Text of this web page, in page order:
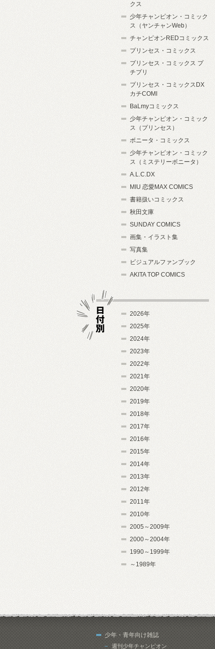
クス
少年チャンピオン・コミック
ス（ヤンチャンWeb）
チャンピオンREDコミックス
プリンセス・コミックス
プリンセス・コミックス プ
チプリ
プリンセス・コミックスDX
カチCOMI
BaLmyコミックス
少年チャンピオン・コミック
ス（プリンセス）
ボニータ・コミックス
少年チャンピオン・コミック
ス（ミステリーボニータ）
A.L.C.DX
MIU 恋愛MAX COMICS
書籍扱いコミックス
秋田文庫
SUNDAY COMICS
画集・イラスト集
写真集
ビジュアルファンブック
AKITA TOP COMICS
2026年
2025年
2024年
2023年
2022年
2021年
2020年
2019年
2018年
2017年
2016年
2015年
2014年
2013年
2012年
2011年
2010年
2005～2009年
2000～2004年
1990～1999年
～1989年
少年・青年向け雑誌
週刊少年チャンピオン